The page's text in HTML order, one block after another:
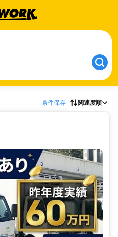
条件保存 関連度順